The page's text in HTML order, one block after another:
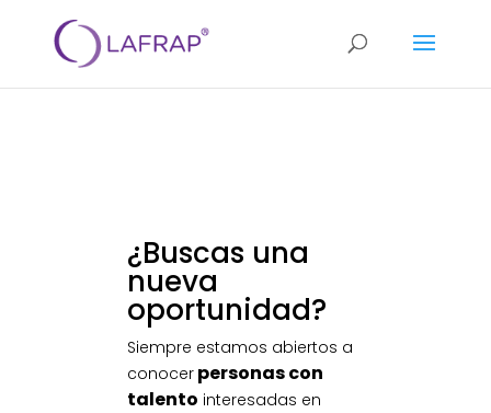
¿Buscas una
nueva
oportunidad?
Siempre estamos abiertos a
conocer personas con
talento interesadas en